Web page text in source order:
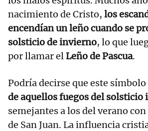
nacimiento de Cristo, los
encendían un leño cuando se
solsticio de invierno, lo que
por llamar elLeño de Pascua.
Podría decirse que este símbolo
de aquellos fuegos del solsticio
semejantes a los del verano
de San Juan. La influencia